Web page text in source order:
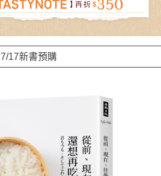
7/17新書預購